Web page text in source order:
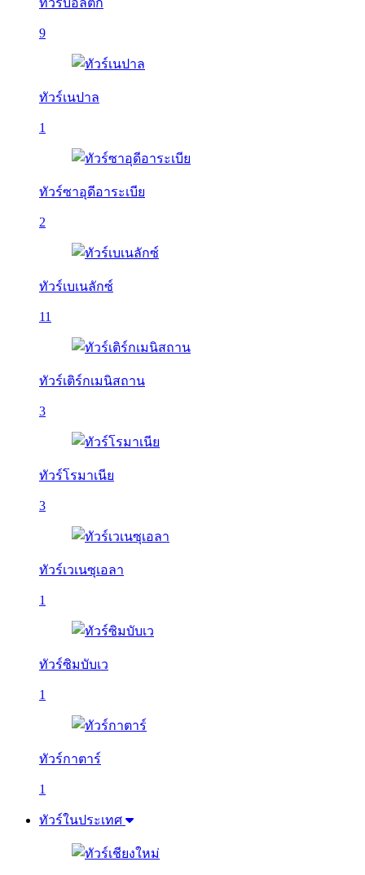
ทัวร์บอลติก
9
ทัวร์เนปาล
1
ทัวร์ซาอุดีอาระเบีย
2
ทัวร์เบเนลักซ์
11
ทัวร์เติร์กเมนิสถาน
3
ทัวร์โรมาเนีย
3
ทัวร์เวเนซุเอลา
1
ทัวร์ซิมบับเว
1
ทัวร์กาตาร์
1
ทัวร์ในประเทศ